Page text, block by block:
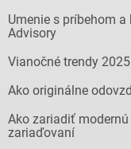
Umenie s príbehom
Advisory
Vianočné trendy 2025
Ako originálne
Ako zariadiť
zariaďovaní